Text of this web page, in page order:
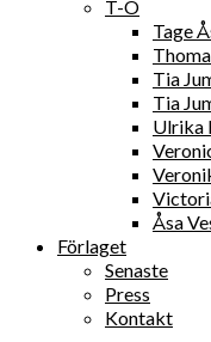
T-Ö
Tage
Tia
Tia
Ulrika
Åsa
Förlaget
Senaste
Press
Kontakt